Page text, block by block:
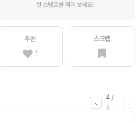
첫 스탬프를 찍어 보세요!
추천
1
스크랩
4 /
4